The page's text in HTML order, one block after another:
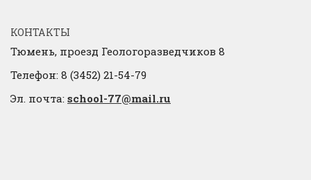
КОНТАКТЫ
Тюмень, проезд Геологоразведчиков 8
Телефон: 8 (3452) 21-54-79
Эл. почта: school-77@mail.ru